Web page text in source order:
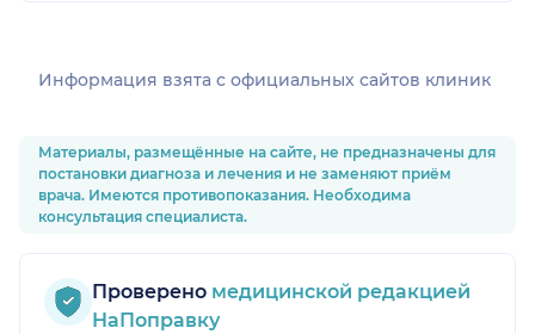
Информация взята c официальных сайтов клиник
Материалы, размещённые на сайте, не предназначены для
постановки диагноза и лечения и не заменяют приём
врача. Имеются противопоказания. Необходима
консультация специалиста.
Проверено медицинской редакцией
НаПоправку